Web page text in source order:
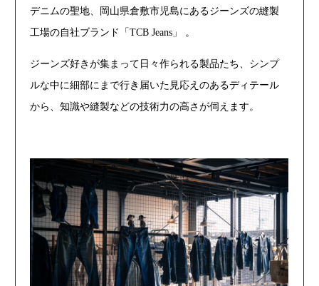
デニムの聖地、岡山県倉敷市児島にあるジーンズの縫製
工場の自社ブランド「TCB Jeans」 。
ジーンズ好きが集まって日々作られる製品たち、シンプ
ルな中に細部にまで行き届いた見応えのあるディテール
から、知識や縫製などの技術力の高さが伺えます。